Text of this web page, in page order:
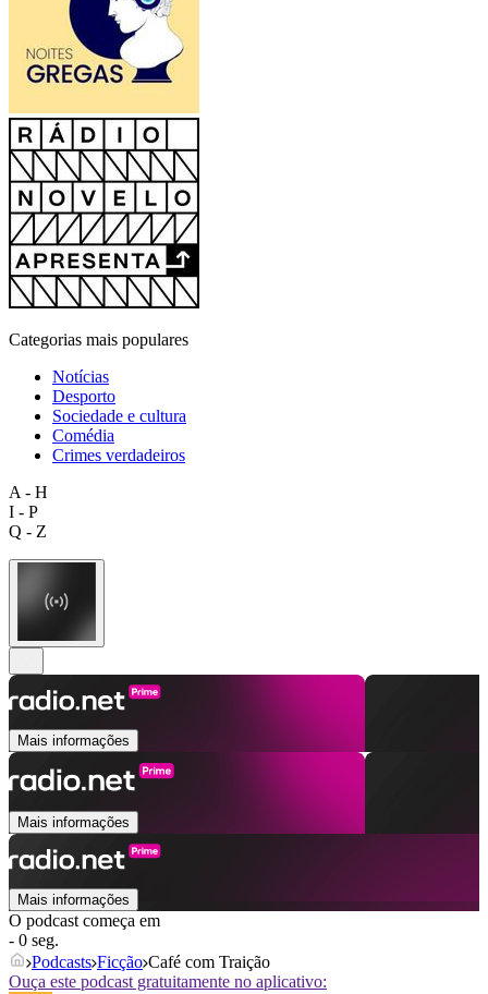
Categorias mais populares
Notícias
Desporto
Sociedade e cultura
Comédia
Crimes verdadeiros
A - H
I - P
Q - Z
Mais informações
Mais informações
Mais informações
O podcast começa em
- 0 seg.
Podcasts Ficção Café com Traição
Ouça este podcast gratuitamente no aplicativo: